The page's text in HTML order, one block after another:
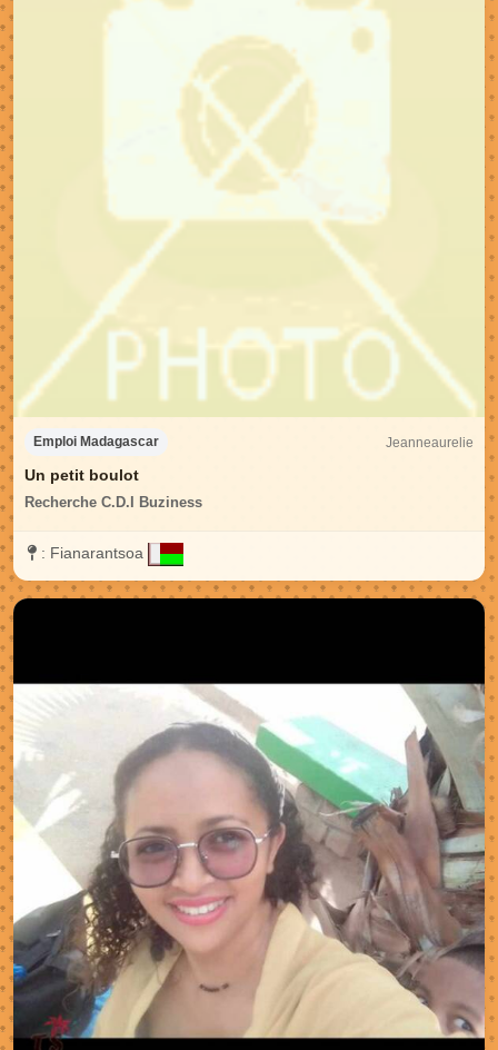
Emploi Madagascar Jeanneaurelie
Un petit boulot
Recherche C.D.I Buziness
: Fianarantsoa